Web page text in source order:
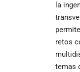
la
retos
temas